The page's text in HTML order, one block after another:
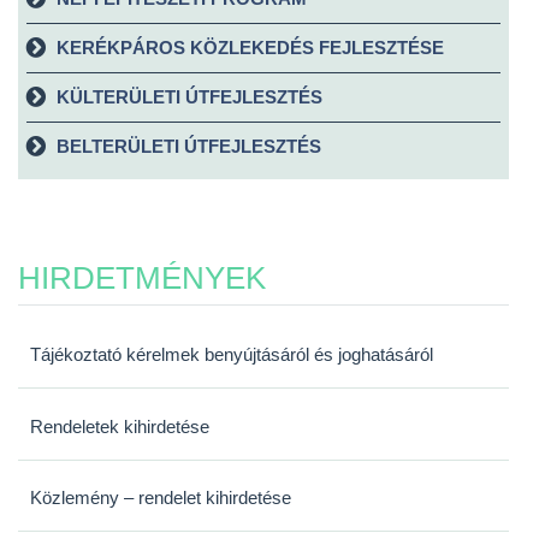
KERÉKPÁROS KÖZLEKEDÉS FEJLESZTÉSE
KÜLTERÜLETI ÚTFEJLESZTÉS
BELTERÜLETI ÚTFEJLESZTÉS
HIRDETMÉNYEK
Tájékoztató kérelmek benyújtásáról és joghatásáról
Rendeletek kihirdetése
Közlemény – rendelet kihirdetése